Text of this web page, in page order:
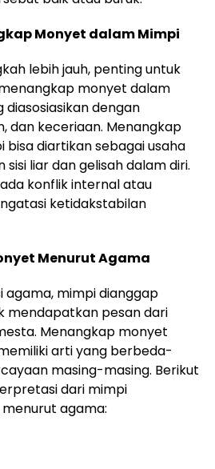
Monyet dalam Mimpi
lebih jauh, penting untuk
monyet dalam
diasosiasikan dengan
dan keceriaan. Menangkap
diartikan sebagai usaha
liar dan gelisah dalam diri.
konflik internal atau
ketidakstabilan
Menurut Agama
agama, mimpi dianggap
mendapatkan pesan dari
Menangkap monyet
arti yang berbeda-
masing-masing. Berikut
dari mimpi
agama: